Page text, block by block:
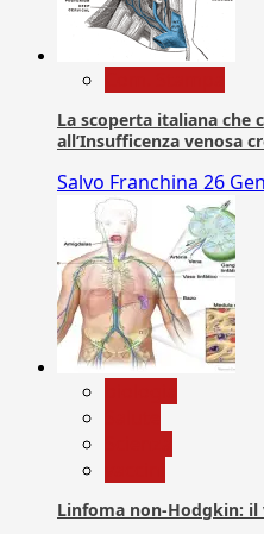
La scoperta italiana che
all’Insufficenza venosa
Salvo Franchina 26
Linfoma non-Hodgkin: il